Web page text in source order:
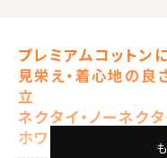
プレミアムコットン
見栄え・着心地の良
立
ネクタイ・ノーネク
ホワイト 白